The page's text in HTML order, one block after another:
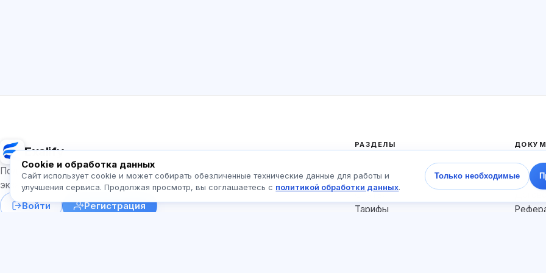
Exalify
Подготовка к международным языковым
экзаменам
Войти
Регистрация
РАЗДЕЛЫ
Тесты
Статьи
Тарифы
Cookie и обработка данных
Сайт использует cookie и может собирать обезличенные технические данные для работы и
улучшения сервиса. Продолжая просмотр, вы соглашаетесь с политикой обработки данных.
Только необходимые